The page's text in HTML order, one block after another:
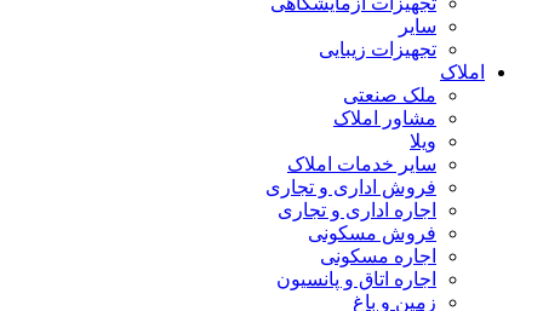
سایر
تجهیزات زیبایی
املاک
ملک صنعتی
مشاور املاک
ویلا
سایر خدمات املاک
فروش اداری و تجاری
اجاره اداری و تجاری
فروش مسکونی
اجاره مسکونی
اجاره اتاق و پانسیون
زمین و باغ